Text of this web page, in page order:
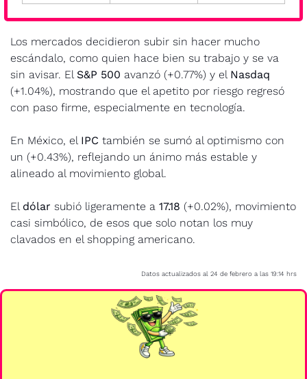
Los mercados decidieron subir sin hacer mucho
escándalo, como quien hace bien su trabajo y se va
sin avisar. El S&P 500 avanzó (+0.77%) y el Nasdaq
(+1.04%), mostrando que el apetito por riesgo regresó
con paso firme, especialmente en tecnología.
En México, el IPC también se sumó al optimismo con
un (+0.43%), reflejando un ánimo más estable y
alineado al movimiento global.
El dólar subió ligeramente a 17.18 (+0.02%), movimiento
casi simbólico, de esos que solo notan los muy
clavados en el shopping americano.
Datos actualizados al 24 de febrero a las 19:14 hrs